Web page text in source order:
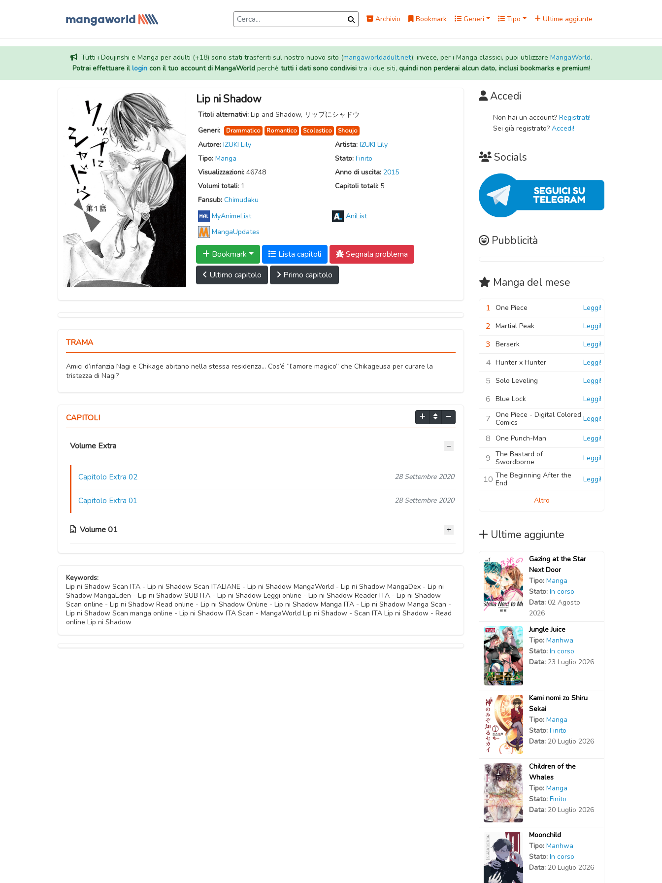
Archivio Bookmark Generi Tipo Ultime aggiunte
Tutti i Doujinshi e Manga per adulti (+18) sono stati trasferiti sul nostro nuovo sito (mangaworldadult.net); invece, per i Manga classici, puoi utilizzare MangaWorld.
Potrai effettuare illogincon il tuo account di MangaWorldperchè tutti i dati sono condivisitra i due siti, quindi non perderai alcun dato, inclusi bookmarks e premium!
Lip ni Shadow
Titoli alternativi: Lip and Shadow, リップにシャドウ
Generi:
Drammatico Romantico Scolastico Shoujo
Autore: IZUKI Lily Artista: IZUKI Lily
Tipo: Manga Stato: Finito
Visualizzazioni: 46748 Anno di uscita: 2015
Volumi totali: 1 Capitoli totali: 5
Fansub: Chimudaku
MyAnimeList
AniList
MangaUpdates
Bookmark Lista capitoli
Segnala problema
Ultimo capitolo
Primo capitolo
TRAMA
Amici d’infanzia Nagi e Chikage abitano nella stessa residenza… Cos’é “l’amore magico” che Chikageusa per curare la
tristezza di Nagi?
CAPITOLI
Volume Extra
Capitolo Extra 02 28 Settembre 2020
Capitolo Extra 01 28 Settembre 2020
Volume 01
Capitolo 02 28 Settembre 2020
Capitolo 01 28 Settembre 2020
Keywords:
Lip ni Shadow Scan ITA - Lip ni Shadow Scan ITALIANE - Lip ni Shadow MangaWorld - Lip ni Shadow MangaDex - Lip ni
Shadow MangaEden - Lip ni Shadow SUB ITA - Lip ni Shadow Leggi online - Lip ni Shadow Reader ITA - Lip ni Shadow
Scan online - Lip ni Shadow Read online - Lip ni Shadow Online - Lip ni Shadow Manga ITA - Lip ni Shadow Manga Scan -
Lip ni Shadow Scan manga online - Lip ni Shadow ITA Scan - MangaWorld Lip ni Shadow - Scan ITA Lip ni Shadow - Read
online Lip ni Shadow
Accedi
Non hai un account? Registrati!
Sei già registrato? Accedi!
Socials
Pubblicità
Manga del mese
1 One Piece Leggi!
2 Martial Peak Leggi!
3 Berserk Leggi!
4 Hunter x Hunter Leggi!
5 Solo Leveling Leggi!
6 Blue Lock Leggi!
7 One Piece - Digital Colored
Comics
Leggi!
8 One Punch-Man Leggi!
9 The Bastard of
Swordborne
Leggi!
10 The Beginning After the
End
Leggi!
Altro
Ultime aggiunte
Gazing at the Star
Next Door
Tipo: Manga
Stato: In corso
Data: 02 Agosto
2026
Jungle Juice
Tipo: Manhwa
Stato: In corso
Data: 23 Luglio 2026
Kami nomi zo Shiru
Sekai
Tipo: Manga
Stato: Finito
Data: 20 Luglio 2026
Children of the
Whales
Tipo: Manga
Stato: Finito
Data: 20 Luglio 2026
Moonchild
Tipo: Manhwa
Stato: In corso
Data: 20 Luglio 2026